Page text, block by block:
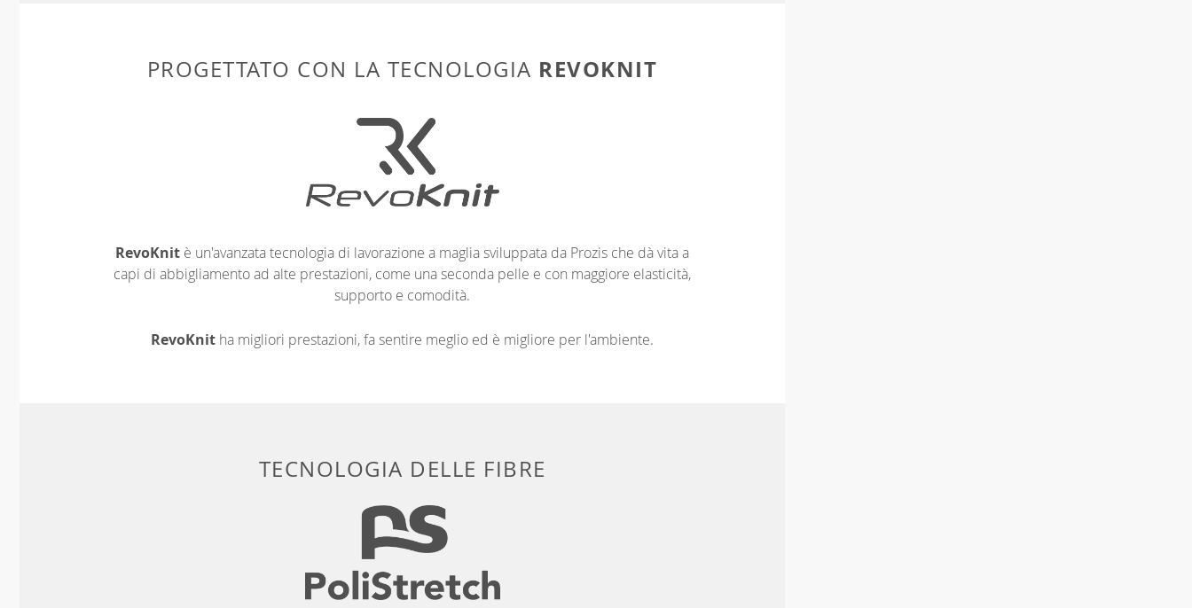
PROGETTATO CON LA TECNOLOGIA REVOKNIT
RevoKnit è un'avanzata tecnologia di lavorazione a maglia sviluppata da Prozis che dà vita a
capi di abbigliamento ad alte prestazioni, come una seconda pelle e con maggiore elasticità,
supporto e comodità.
RevoKnit ha migliori prestazioni, fa sentire meglio ed è migliore per l'ambiente.
TECNOLOGIA DELLE FIBRE